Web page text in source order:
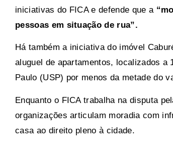
iniciativas do FICA e defende que a
pessoas em situação de rua”.
Há também a iniciativa do imóvel
aluguel de apartamentos, localizados a
Paulo (USP) por menos da metade do
Enquanto o FICA trabalha na disputa
organizações articulam moradia com
casa ao direito pleno à cidade.